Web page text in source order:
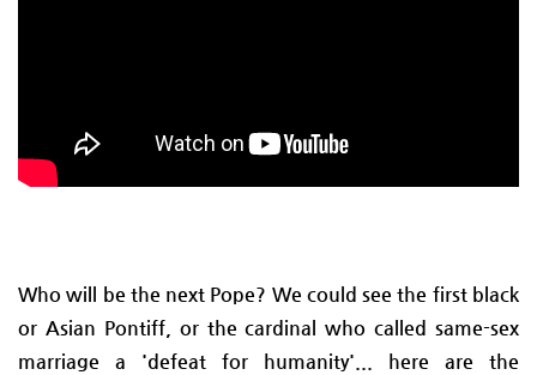
Who will be the next Pope? We could see the first black
or Asian Pontiff, or the cardinal who called same-sex
marriage a 'defeat for humanity'... here are the